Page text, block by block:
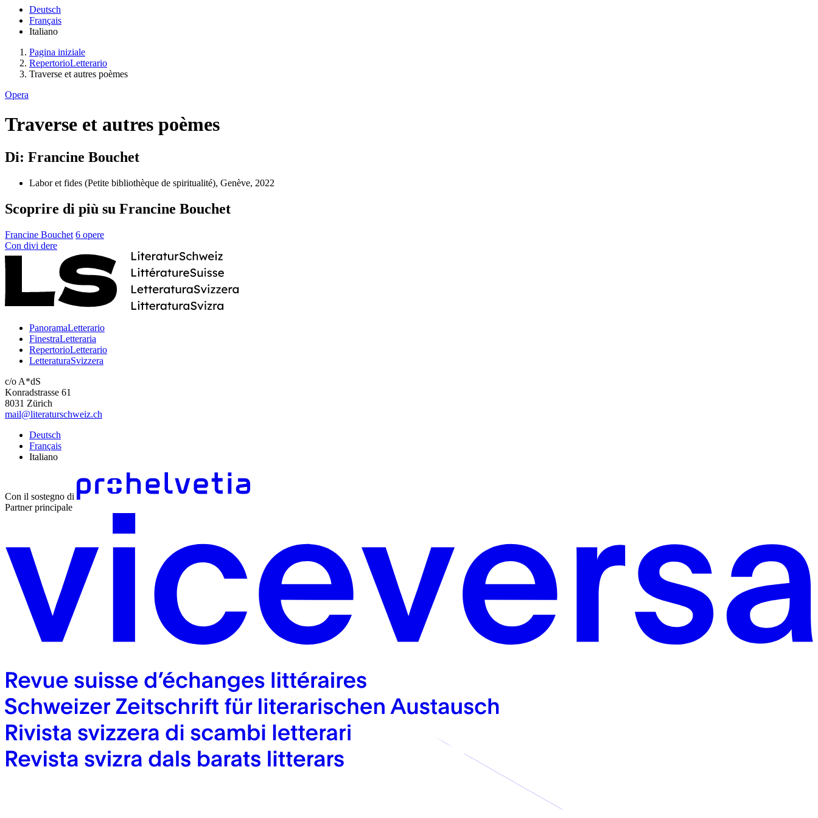
Deutsch
Français
Italiano
Pagina iniziale
RepertorioLetterario
Traverse et autres poèmes
Opera
Traverse et autres poèmes
Di: Francine Bouchet
Labor et fides (Petite bibliothèque de spiritualité), Genève, 2022
Scoprire di più su Francine Bouchet
Francine Bouchet 6 opere
Con divi dere
PanoramaLetterario
FinestraLetteraria
RepertorioLetterario
LetteraturaSvizzera
c/o A*dS
Konradstrasse 61
8031 Zürich
mail@literaturschweiz.ch
Deutsch
Français
Italiano
Con il sostegno di
Partner principale